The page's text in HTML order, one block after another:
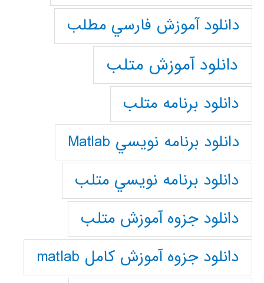
دانلود آموزش فارسي مطلب
دانلود آموزش متلب
دانلود برنامه متلب
دانلود برنامه نويسي Matlab
دانلود برنامه نويسي متلب
دانلود جزوه آموزش متلب
دانلود جزوه آموزش کامل matlab